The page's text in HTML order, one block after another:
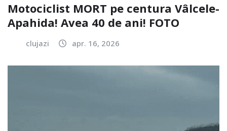
Motociclist MORT pe centura Vâlcele-
Apahida! Avea 40 de ani! FOTO
clujazi apr. 16, 2026